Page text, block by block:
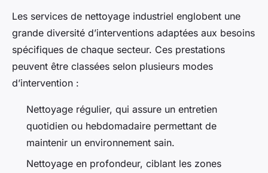
Les services de nettoyage industriel englobent une
grande diversité d’interventions adaptées aux besoins
spécifiques de chaque secteur. Ces prestations
peuvent être classées selon plusieurs modes
d’intervention :
Nettoyage régulier, qui assure un entretien
quotidien ou hebdomadaire permettant de
maintenir un environnement sain.
Nettoyage en profondeur, ciblant les zones